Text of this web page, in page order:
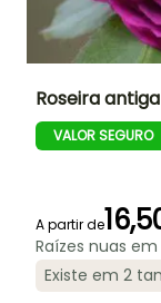
Altura à
maturidade
Período de floração
Roseira
VALOR SEGURO
A partir de
Raízes nuas
Existe em 2